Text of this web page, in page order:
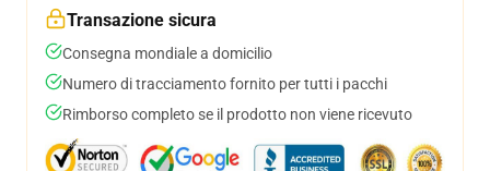
Transazione sicura
Consegna mondiale a domicilio
Numero di tracciamento fornito per tutti i pacchi
Rimborso completo se il prodotto non viene ricevuto